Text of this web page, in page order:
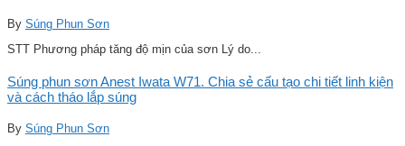
By Súng Phun Sơn
STT Phương pháp tăng độ mịn của sơn Lý do...
Súng phun sơn Anest Iwata W71. Chia sẻ cấu tạo chi tiết linh kiện
và cách tháo lắp súng
By Súng Phun Sơn